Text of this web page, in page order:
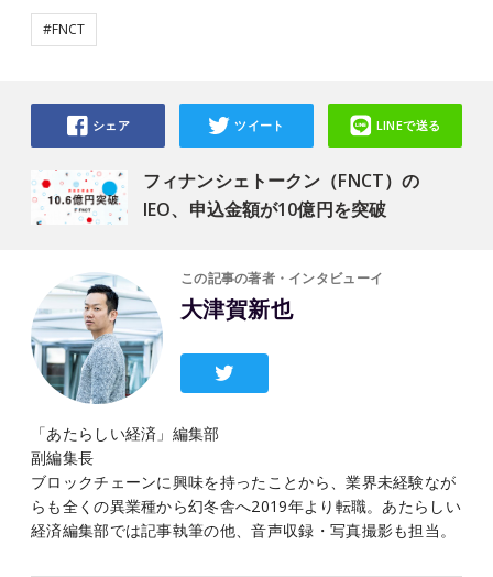
#FNCT
フィナンシェトークン（FNCT）の
IEO、申込金額が10億円を突破
シェア ツイート LINEで送る
この記事の著者・インタビューイ
大津賀新也
「あたらしい経済」編集部
副編集長
ブロックチェーンに興味を持ったことから、業界未経験なが
らも全くの異業種から幻冬舎へ2019年より転職。あたらしい
経済編集部では記事執筆の他、音声収録・写真撮影も担当。